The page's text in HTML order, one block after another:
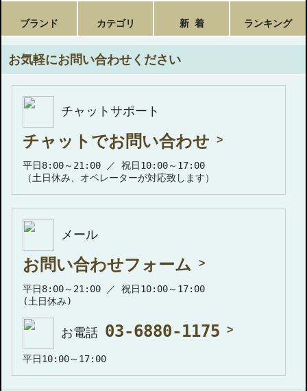
ブランド カテゴリ 新 着 ランキング
お気軽にお問い合わせください
チャットサポート
チャットでお問い合わせ
平日8:00～21:00 ／ 祝日10:00～17:00
（土日休み、オペレーターが対応致します）
メール
お問い合わせフォーム
平日8:00～21:00 ／ 祝日10:00～17:00
(土日休み)
お電話 03-6880-1175
平日10:00～17:00